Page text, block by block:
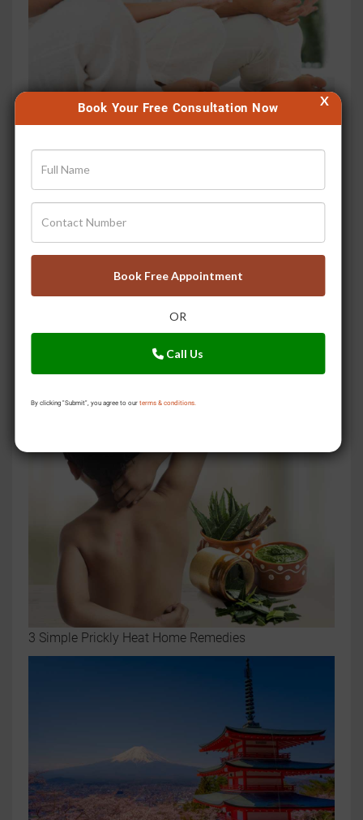
Book Your Free Consultation Now
Book Free Appointment
OR
Call Us
By clicking "Submit", you agree to our terms & conditions.
X
For Couples
Sanskar
3 Simple Prickly Heat Home Remedies